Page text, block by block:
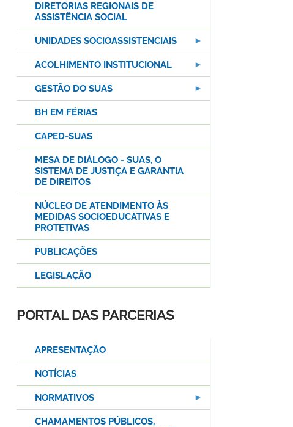
DIRETORIAS REGIONAIS DE
ASSISTÊNCIA SOCIAL
UNIDADES SOCIOASSISTENCIAIS
ACOLHIMENTO INSTITUCIONAL
GESTÃO DO SUAS
BH EM FÉRIAS
CAPED-SUAS
MESA DE DIÁLOGO - SUAS, O
SISTEMA DE JUSTIÇA E GARANTIA
DE DIREITOS
NÚCLEO DE ATENDIMENTO ÀS
MEDIDAS SOCIOEDUCATIVAS E
PROTETIVAS
PUBLICAÇÕES
LEGISLAÇÃO
PORTAL DAS PARCERIAS
APRESENTAÇÃO
NOTÍCIAS
NORMATIVOS
CHAMAMENTOS PÚBLICOS,